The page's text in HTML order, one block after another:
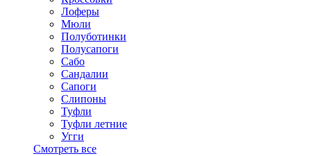
Лоферы
Мюли
Полуботинки
Полусапоги
Сабо
Сандалии
Сапоги
Слипоны
Туфли
Туфли летние
Угги
Смотреть все